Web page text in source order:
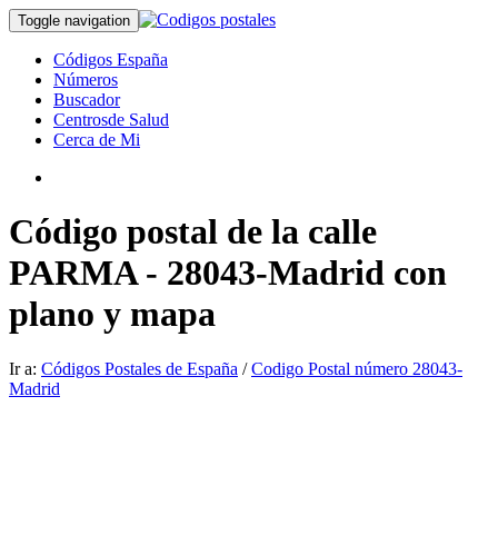
Toggle navigation
Códigos España
Números
Buscador
Centrosde Salud
Cerca de Mi
Código postal de la calle
PARMA - 28043-Madrid con
plano y mapa
Ir a: Códigos Postales de España /Codigo Postal número 28043-
Madrid